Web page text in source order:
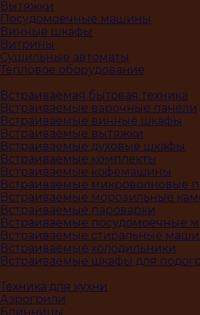
Вытяжки
Посудомоечные машины
Винные шкафы
Витрины
Сушильные автоматы
Тепловое оборудование
Встраиваемая бытовая техника
Встраиваемые варочные панели
Встраиваемые винные шкафы
Встраиваемые вытяжки
Встраиваемые духовые шкафы
Встраиваемые комплекты
Встраиваемые кофемашины
Встраиваемые микроволновые
Встраиваемые морозильные
Встраиваемые пароварки
Встраиваемые посудомоечные
Встраиваемые стиральные
Встраиваемые холодильники
Встраиваемые шкафы для
Техника для кухни
Аэрогрили
Блинницы